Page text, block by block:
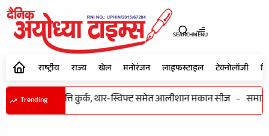
SEARCHMENU
राष्ट्रीय राज्य खेल मनोरंजन लाइफस्टाइल टेक्नोलॉजी
Trending
करोड़ की संपत्ति कुर्क, थार-स्विफ्ट समेत आलीशान मकान सीज - समाज